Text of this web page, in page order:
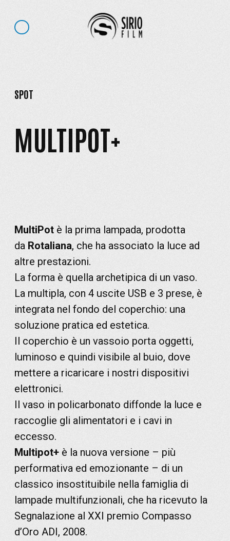
SPOT
MULTIPOT+
MultiPot è la prima lampada, prodotta
da Rotaliana, che ha associato la luce ad
altre prestazioni.
La forma è quella archetipica di un vaso.
La multipla, con 4 uscite USB e 3 prese, è
integrata nel fondo del coperchio: una
soluzione pratica ed estetica.
Il coperchio è un vassoio porta oggetti,
luminoso e quindi visibile al buio, dove
mettere a ricaricare i nostri dispositivi
elettronici.
Il vaso in policarbonato diffonde la luce e
raccoglie gli alimentatori e i cavi in
eccesso.
Multipot+ è la nuova versione – più
performativa ed emozionante – di un
classico insostituibile nella famiglia di
lampade multifunzionali, che ha ricevuto la
Segnalazione al XXI premio Compasso
d’Oro ADI, 2008.